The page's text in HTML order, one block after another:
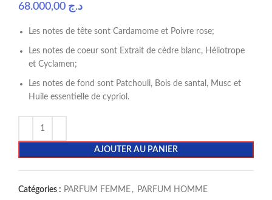
د.ج
Les notes de tête sont Cardamome et Poivre rose;
Les notes de coeur sont Extrait de cèdre blanc, Héliotrope
et Cyclamen;
Les notes de fond sont Patchouli, Bois de santal, Musc et
Huile essentielle de cypriol.
AJOUTER AU PANIER
Catégories : PARFUM FEMME , PARFUM HOMME